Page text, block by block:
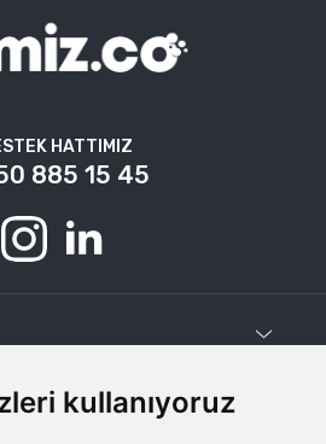
kullanıyoruz
HATTIMIZ
885 15 45